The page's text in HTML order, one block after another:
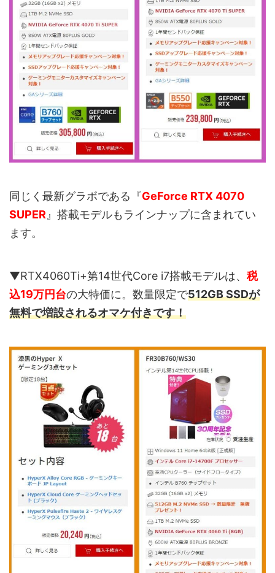
同じく最新グラボである『GeForce RTX 4070
SUPER 』搭載モデルもラインナップに含まれてい
ます。
▼RTX4060Ti+第14世代Core i7搭載モデルは、 税
込19万円台の大特価に。数量限定で512GB SSDが
無料で増設されるオマケ付きです！